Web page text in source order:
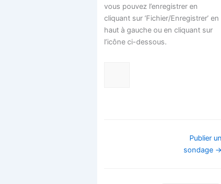
vous pouvez l’enregistrer en
cliquant sur ‘Fichier/Enregistrer’ en
haut à gauche ou en cliquant sur
l’icône ci-dessous.
Publier
sondage